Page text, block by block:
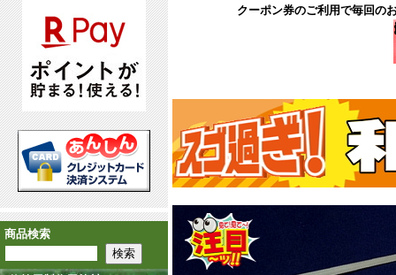
商品検索
クーポン券のご利用で毎回の